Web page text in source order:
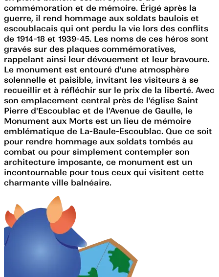
commémoration et de mémoire. Érigé après la
guerre, il rend hommage aux soldats baulois et
escoublacais qui ont perdu la vie lors des conflits
de 1914-18 et 1939-45. Les noms de ces héros sont
gravés sur des plaques commémoratives,
rappelant ainsi leur dévouement et leur bravoure.
Le monument est entouré d'une atmosphère
solennelle et paisible, invitant les visiteurs à se
recueillir et à réfléchir sur le prix de la liberté. Avec
son emplacement central près de l'église Saint
Pierre d'Escoublac et de l'Avenue de Gaulle, le
Monument aux Morts est un lieu de mémoire
emblématique de La-Baule-Escoublac. Que ce soit
pour rendre hommage aux soldats tombés au
combat ou pour simplement contempler son
architecture imposante, ce monument est un
incontournable pour tous ceux qui visitent cette
charmante ville balnéaire.